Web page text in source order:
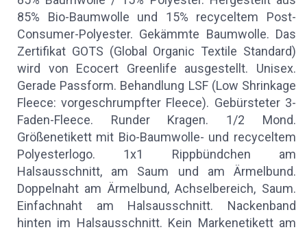
85% Bio-Baumwolle und 15% recyceltem Post-
Consumer-Polyester. Gekämmte Baumwolle. Das
Zertifikat GOTS (Global Organic Textile Standard)
wird von Ecocert Greenlife ausgestellt. Unisex.
Gerade Passform. Behandlung LSF (Low Shrinkage
Fleece: vorgeschrumpfter Fleece). Gebürsteter 3-
Faden-Fleece. Runder Kragen. 1/2 Mond.
Größenetikett mit Bio-Baumwolle- und recyceltem
Polyesterlogo. 1x1 Rippbündchen am
Halsausschnitt, am Saum und am Ärmelbund.
Doppelnaht am Ärmelbund, Achselbereich, Saum.
Einfachnaht am Halsausschnitt. Nackenband
hinten im Halsausschnitt. Kein Markenetikett am